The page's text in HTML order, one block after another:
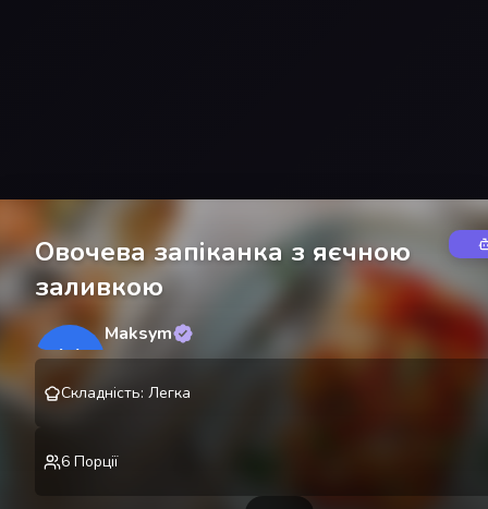
Овочева запіканка з яєчною
заливкою
M
Maksym
Складність: Легка
6 Порції